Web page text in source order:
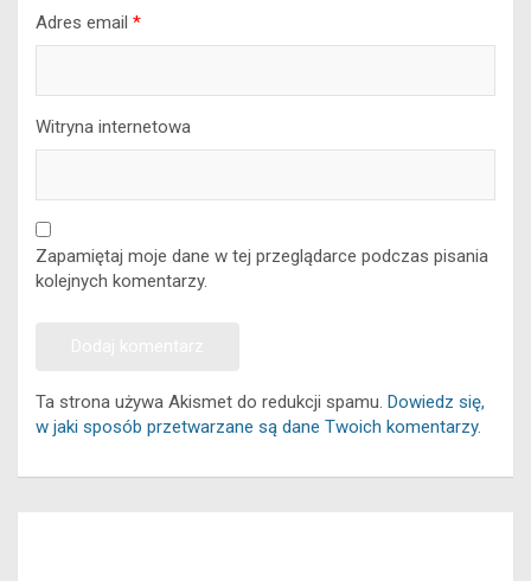
Adres email *
Witryna internetowa
Zapamiętaj moje dane w tej przeglądarce podczas pisania
kolejnych komentarzy.
Ta strona używa Akismet do redukcji spamu. Dowiedz się,
w jaki sposób przetwarzane są dane Twoich komentarzy.